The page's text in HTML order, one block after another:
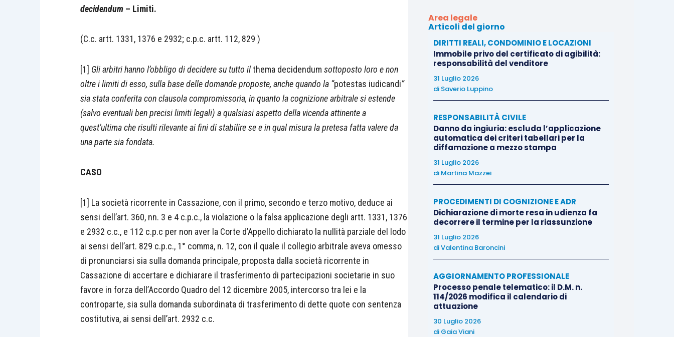
decidendum – Limiti.
(C.c. artt. 1331, 1376 e 2932; c.p.c. artt. 112, 829 )
[1] Gli arbitri hanno l’obbligo di decidere su tutto ilthema decidendum sottoposto loro e non
oltre i limiti di esso, sulla base delle domande proposte, anche quando la “potestas iudicandi”
sia stata conferita con clausola compromissoria, in quanto la cognizione arbitrale si estende
(salvo eventuali ben precisi limiti legali) a qualsiasi aspetto della vicenda attinente a
quest’ultima che risulti rilevante ai fini di stabilire se e in qual misura la pretesa fatta valere da
una parte sia fondata.
CASO
[1] La società ricorrente in Cassazione, con il primo, secondo e terzo motivo, deduce ai
sensi dell’art. 360, nn. 3 e 4 c.p.c., la violazione o la falsa applicazione degli artt. 1331, 1376
e 2932 c.c., e 112 c.p.c per non aver la Corte d’Appello dichiarato la nullità parziale del lodo
ai sensi dell’art. 829 c.p.c., 1° comma, n. 12, con il quale il collegio arbitrale aveva omesso
di pronunciarsi sia sulla domanda principale, proposta dalla società ricorrente in
Cassazione di accertare e dichiarare il trasferimento di partecipazioni societarie in suo
favore in forza dell’Accordo Quadro del 12 dicembre 2005, intercorso tra lei e la
controparte, sia sulla domanda subordinata di trasferimento di dette quote con sentenza
costitutiva, ai sensi dell’art. 2932 c.c.
Area legale
Articoli del giorno
DIRITTI REALI, CONDOMINIO E LOCAZIONI
Immobile privo del certificato di agibilità:
responsabilità del venditore
31 Luglio 2026
di Saverio Luppino
RESPONSABILITÀ CIVILE
Danno da ingiuria: escluda l’applicazione
automatica dei criteri tabellari per la
diffamazione a mezzo stampa
31 Luglio 2026
di Martina Mazzei
PROCEDIMENTI DI COGNIZIONE E ADR
Dichiarazione di morte resa in udienza fa
decorrere il termine per la riassunzione
31 Luglio 2026
diValentina Baroncini
AGGIORNAMENTO PROFESSIONALE
Processo penale telematico: il D.M. n.
114/2026 modifica il calendario di
attuazione
30 Luglio 2026
di Gaia Viani